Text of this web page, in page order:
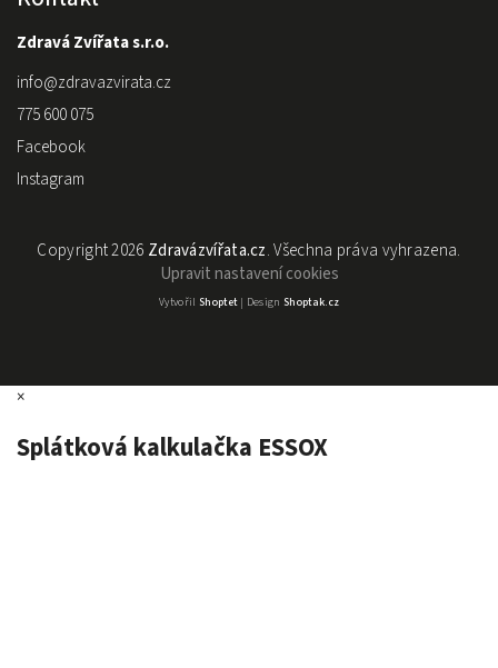
Zdravá Zvířata s.r.o.
info@zdravazvirata.cz
775 600 075
Facebook
Instagram
Copyright 2026 Zdravázvířata.cz. Všechna práva vyhrazena.
Upravit nastavení cookies
Vytvořil Shoptet| Design Shoptak.cz
×
Splátková kalkulačka ESSOX